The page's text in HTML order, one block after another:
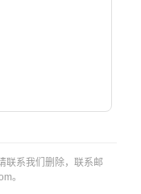
北
联系我们删除，联系邮
。